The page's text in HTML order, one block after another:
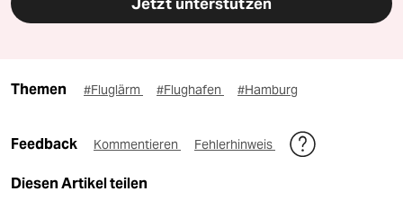
Themen #Fluglärm #Flughafen #Hamburg
Feedback Kommentieren Fehlerhinweis
Diesen Artikel teilen